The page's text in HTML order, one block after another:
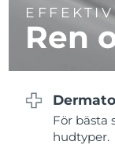
Ren
För bästa
hudtyper.
Vietnam